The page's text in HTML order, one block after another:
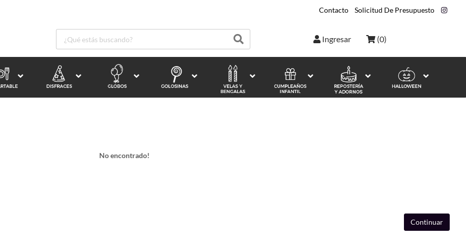
Contacto Solicitud De Presupuesto
Ingresar (0)
No encontrado!
Continuar